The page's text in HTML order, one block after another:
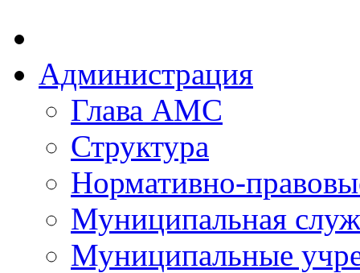
Администрация
Глава АМС
Структура
Нормативно-
Муниципальная
Муниципальные